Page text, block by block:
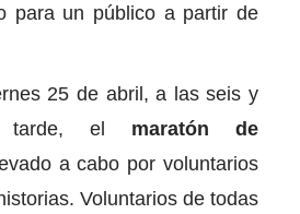
para un público a partir de
25 de abril, a las seis y
tarde, el maratón de
a cabo por voluntarios
Voluntarios de todas